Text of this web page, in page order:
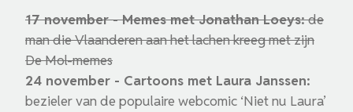
17 november - Memes met Jonathan Loeys:de
man die Vlaanderen aan het lachen kreeg met zijn
De Mol-memes
24 november - Cartoons met Laura Janssen:
bezieler van de populaire webcomic ‘Niet nu Laura’